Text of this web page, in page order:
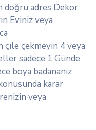
doğru adres Dekor
Eviniz veya
çile çekmeyin 4 veya
sadece 1 Günde
boya badananız
karar
veya